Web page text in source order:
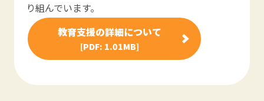
り組んでいます。
教育支援の詳細について
[PDF: 1.01MB]